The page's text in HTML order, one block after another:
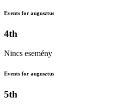
Events for augusztus
4th
Nincs esemény
Events for augusztus
5th